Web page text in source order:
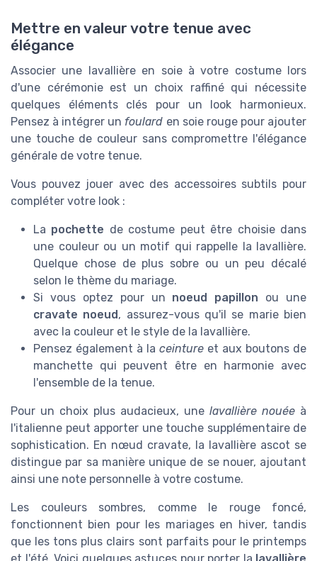
Mettre en valeur votre tenue avec
élégance
Associer une lavallière en soie à votre costume lors
d'une cérémonie est un choix raffiné qui nécessite
quelques éléments clés pour un look harmonieux.
Pensez à intégrer un foulard en soie rouge pour ajouter
une touche de couleur sans compromettre l'élégance
générale de votre tenue.
Vous pouvez jouer avec des accessoires subtils pour
compléter votre look :
La pochette de costume peut être choisie dans
une couleur ou un motif qui rappelle la lavallière.
Quelque chose de plus sobre ou un peu décalé
selon le thème du mariage.
Si vous optez pour un noeud papillon ou une
cravate noeud, assurez-vous qu'il se marie bien
avec la couleur et le style de la lavallière.
Pensez également à la ceinture et aux boutons de
manchette qui peuvent être en harmonie avec
l'ensemble de la tenue.
Pour un choix plus audacieux, une lavallière nouée à
l'italienne peut apporter une touche supplémentaire de
sophistication. En nœud cravate, la lavallière ascot se
distingue par sa manière unique de se nouer, ajoutant
ainsi une note personnelle à votre costume.
Les couleurs sombres, comme le rouge foncé,
fonctionnent bien pour les mariages en hiver, tandis
que les tons plus clairs sont parfaits pour le printemps